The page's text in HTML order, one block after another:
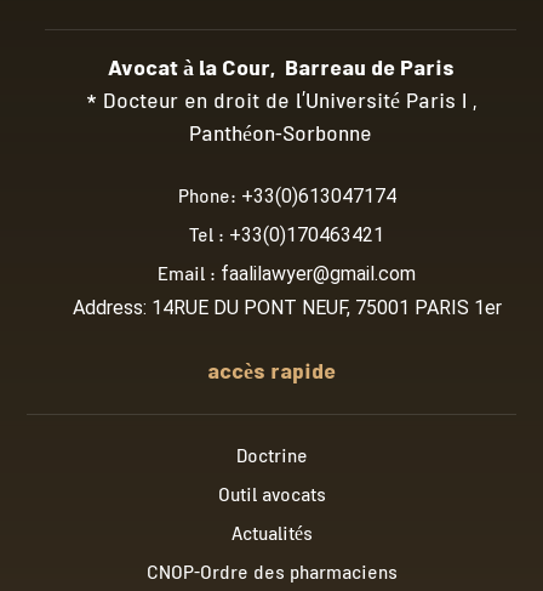
Avocat à la Cour, Barreau de Paris
* Docteur en droit de l’Université Paris I ,
Panthéon-Sorbonne
Phone: +33(0)613047174
Tel : +33(0)170463421
Email : faalilawyer@gmail.com
Address: 14RUE DU PONT NEUF, 75001 PARIS 1er
accès rapide
Doctrine
Outil avocats
Actualités
CNOP-Ordre des pharmaciens